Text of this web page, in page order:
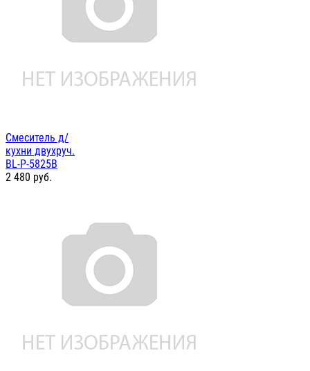
Смеситель д/
кухни двухруч.
BL-P-5825B
2 480 руб.